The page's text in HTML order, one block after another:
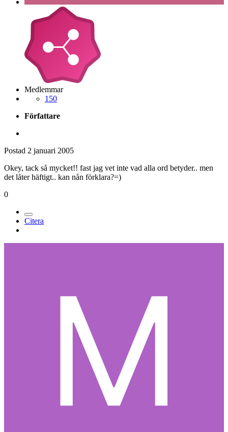
Medlemmar
150
Författare
Postad 2 januari 2005
Okey, tack så mycket!! fast jag vet inte vad alla ord betyder.. men
det låter häftigt.. kan nån förklara?=)
0
Citera